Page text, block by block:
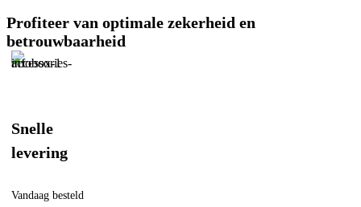
hoeveelheid
Profiteer van optimale zekerheid en
betrouwbaarheid
Snelle
levering
Vandaag besteld